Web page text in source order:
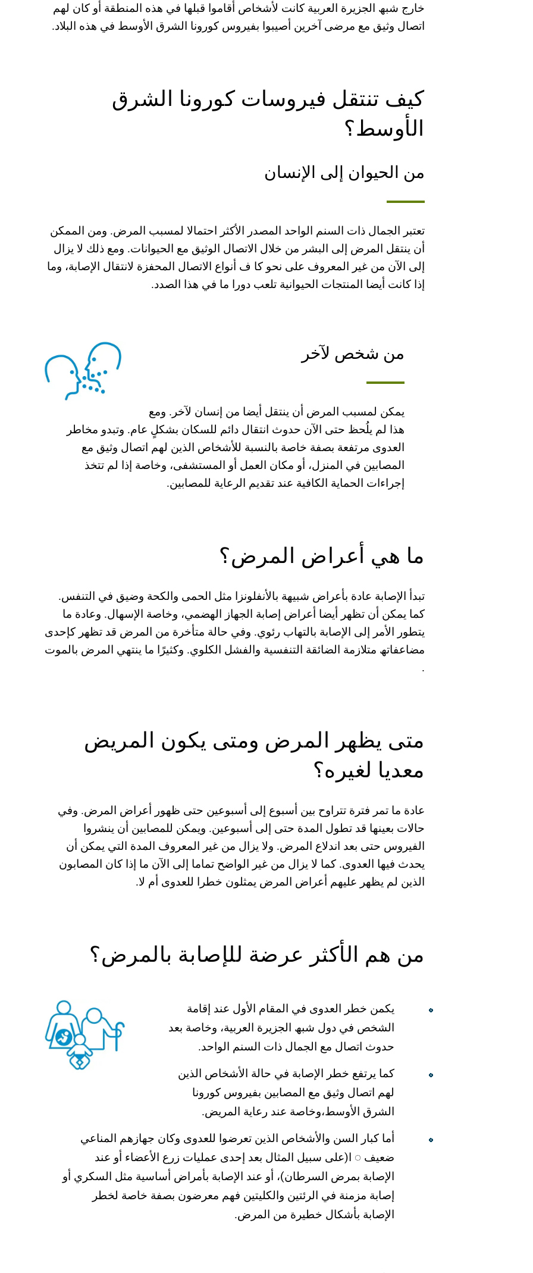
خارج شبھ الجزیرة العربیة كانت لأشخاص أقاموا قبلھا في ھذه المنطقة أو كان لھم
اتصال وثیق مع مرضى آخرین أصیبوا بفیروس كورونا الشرق الأوسط في ھذه البلاد.
كیف تنتقل فیروسات كورونا الشرق
الأوسط؟
من الحیوان إلى الإنسان
تعتبر الجمال ذات السنم الواحد المصدر الأكثر احتمالا لمسبب المرض. ومن الممكن
أن ینتقل المرض إلى البشر من خلال الاتصال الوثیق مع الحیوانات. ومع ذلك لا یزال
إلى الآن من غیر المعروف على نحو كا ف أنواع الاتصال المحفزة لانتقال الإصابة، وما
إذا كانت أیضا المنتجات الحیوانیة تلعب دورا ما في ھذا الصدد.
من شخص لآخر
یمكن لمسبب المرض أن ینتقل أیضا من إنسان لآخر. ومع
ھذا لم یلُحظ حتى الآن حدوث انتقال دائم للسكان بشكلٍ عام. وتبدو مخاطر
العدوى مرتفعة بصفة خاصة بالنسبة للأشخاص الذین لھم اتصال وثیق مع
المصابین في المنزل، أو مكان العمل أو المستشفى، وخاصة إذا لم تتخذ
إجراءات الحمایة الكافیة عند تقدیم الرعایة للمصابین.
ما ھي أعراض المرض؟
تبدأ الإصابة عادة بأعراض شبیھة بالأنفلونزا مثل الحمى والكحة وضیق في التنفس.
كما یمكن أن تظھر أیضا أعراض إصابة الجھاز الھضمي، وخاصة الإسھال. وعادة ما
یتطور الأمر إلى الإصابة بالتھاب رئوي. وفي حالة متأخرة من المرض قد تظھر كإحدى
مضاعفاتھ متلازمة الضائقة التنفسیة والفشل الكلوي. وكثیرًا ما ینتھي المرض بالموت
.
متى یظھر المرض ومتى یكون المریض
معدیا لغیره؟
عادة ما تمر فترة تتراوح بین أسبوع إلى أسبوعین حتى ظھور أعراض المرض. وفي
حالات بعینھا قد تطول المدة حتى إلى أسبوعین. ویمكن للمصابین أن ینشروا
الفیروس حتى بعد اندلاع المرض. ولا یزال من غیر المعروف المدة التي یمكن أن
یحدث فیھا العدوى. كما لا یزال من غیر الواضح تماما إلى الآن ما إذا كان المصابون
الذین لم یظھر علیھم أعراض المرض یمثلون خطرا للعدوى أم لا.
من ھم الأكثر عرضة للإصابة بالمرض؟
یكمن خطر العدوى في المقام الأول عند إقامة
الشخص في دول شبھ الجزیرة العربیة، وخاصة بعد
حدوث اتصال مع الجمال ذات السنم الواحد.
كما يرتفع خطر الإصابة في حالة الأشخاص الذین
لھم اتصال وثیق مع المصابین بفیروس كورونا
الشرق الأوسط،وخاصة عند رعایة المریض.
أما كبار السن والأشخاص الذین تعرضوا للعدوى وكان جھازھم المناعي
ضعیف ◌ ا(على سبیل المثال بعد إحدى عملیات زرع الأعضاء أو عند
الإصابة بمرض السرطان)، أو عند الإصابة بأمراض أساسیة مثل السكري أو
إصابة مزمنة في الرئتین والكلیتین فھم معرضون بصفة خاصة لخطر
الإصابة بأشكال خطیرة من المرض.